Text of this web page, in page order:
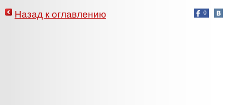
0
Назад к оглавлению